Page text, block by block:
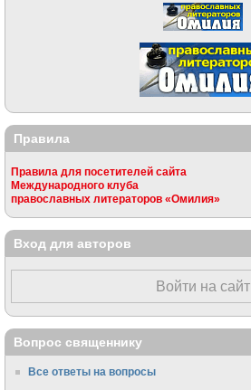
Правила
Правила для посетителей сайта
Международного клуба
православных литераторов «Омилия»
Вход для авторов
Войти на сайт
Вопрос священнику
Все ответы на вопросы